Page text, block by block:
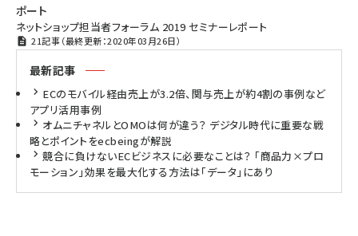
ポート
ネットショップ担当者フォーラム 2019 セミナーレポート
21記事（最終更新：2020年03月26日）
最新記事
ECのモバイル経由売上が3.2倍、関与売上が約4割の事例など
アプリ活用事例
オムニチャネルとOMOは何が違う？ デジタル時代に重要な戦
略とポイントをecbeingが解説
競合に負けないECビジネスに必要なことは？ 「商品力×プロ
モーション」効果を最大化する方法は「データ」にあり